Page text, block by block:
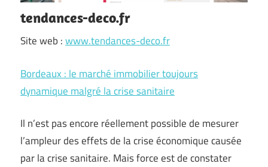
tendances-deco.fr
Site web :www.tendances-deco.fr
Bordeaux : le marché immobilier toujours
dynamique malgré la crise sanitaire
Il n’est pas encore réellement possible de mesurer
l’ampleur des effets de la crise économique causée
par la crise sanitaire. Mais force est de constater